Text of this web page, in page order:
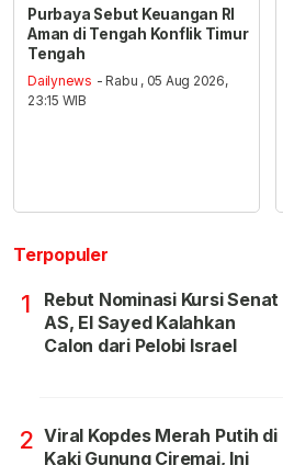
Purbaya Sebut Keuangan RI
Aman di Tengah Konflik Timur
Tengah
Dailynews - Rabu , 05 Aug 2026,
23:15 WIB
Terpopuler
1
Rebut Nominasi Kursi Senat
AS, El Sayed Kalahkan
Calon dari Pelobi Israel
2 Viral Kopdes Merah Putih di
Kaki Gunung Ciremai, Ini